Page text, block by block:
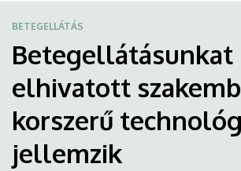
BETEGELLÁTÁS
Betegellátásunkat
elhivatott
korszerű
jellemzik